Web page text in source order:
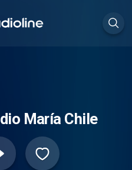
María Chile